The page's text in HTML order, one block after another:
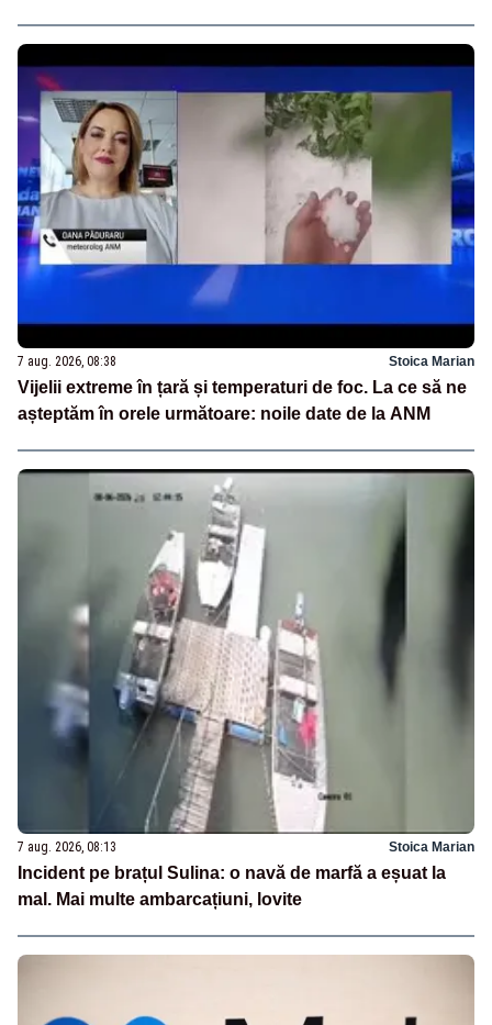
7 aug. 2026, 08:38 Stoica Marian
Vijelii extreme în țară și temperaturi de foc. La ce să ne
așteptăm în orele următoare: noile date de la ANM
7 aug. 2026, 08:13 Stoica Marian
Incident pe brațul Sulina: o navă de marfă a eșuat la
mal. Mai multe ambarcațiuni, lovite